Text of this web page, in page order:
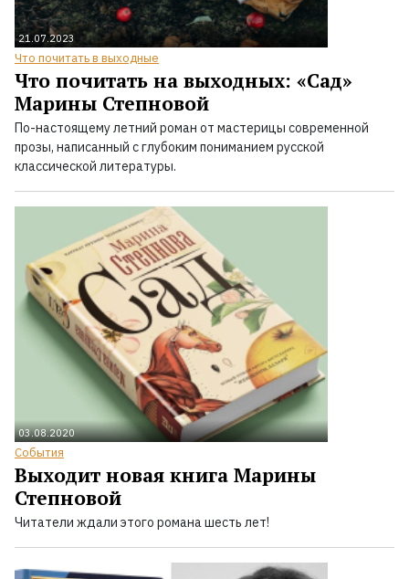
21.07.2023
Что почитать в выходные
Что почитать на выходных: «Сад»
Марины Степновой
По-настоящему летний роман от мастерицы современной
прозы, написанный с глубоким пониманием русской
классической литературы.
03.08.2020
События
Выходит новая книга Марины
Степновой
Читатели ждали этого романа шесть лет!